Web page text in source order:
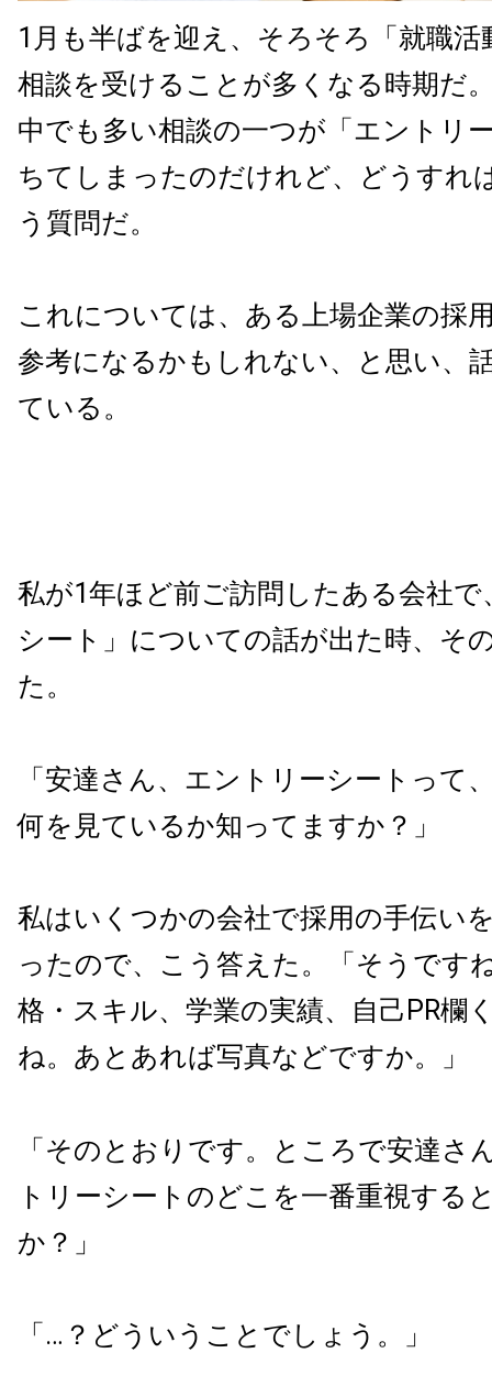
1月も半ばを迎え、そろそろ「就職
相談を受けることが多くなる時期だ
中でも多い相談の一つが「エントリ
ちてしまったのだけれど、どうすれ
う質問だ。
これについては、ある上場企業の採
参考になるかもしれない、と思い、
ている。
私が1年ほど前ご訪問したある会社
シート」についての話が出た時、そ
た。
「安達さん、エントリーシートって
何を見ているか知ってますか？」
私はいくつかの会社で採用の手伝い
ったので、こう答えた。「そうです
格・スキル、学業の実績、自己PR欄
ね。あとあれば写真などですか。」
「そのとおりです。ところで安達さ
トリーシートのどこを一番重視する
か？」
「…？どういうことでしょう。」